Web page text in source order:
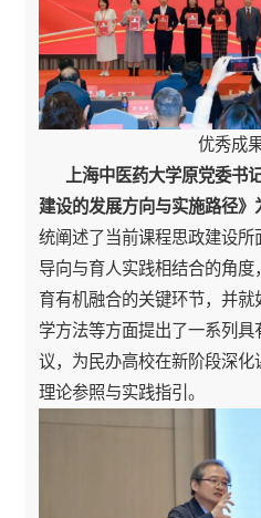
优秀成
上海中医药大学原党委书
建设的发展方向与实施路径
统阐述了当前课程思政建设
导向与育人实践相结合的角
育有机融合的关键环节，并
学方法等方面提出了一系列
议，为民办高校在新阶段深
理论参照与实践指引。